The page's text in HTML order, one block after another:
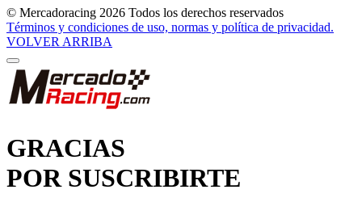
© Mercadoracing 2026 Todos los derechos reservados
Términos y condiciones de uso, normas y política de privacidad.
VOLVER ARRIBA
GRACIAS
POR SUSCRIBIRTE